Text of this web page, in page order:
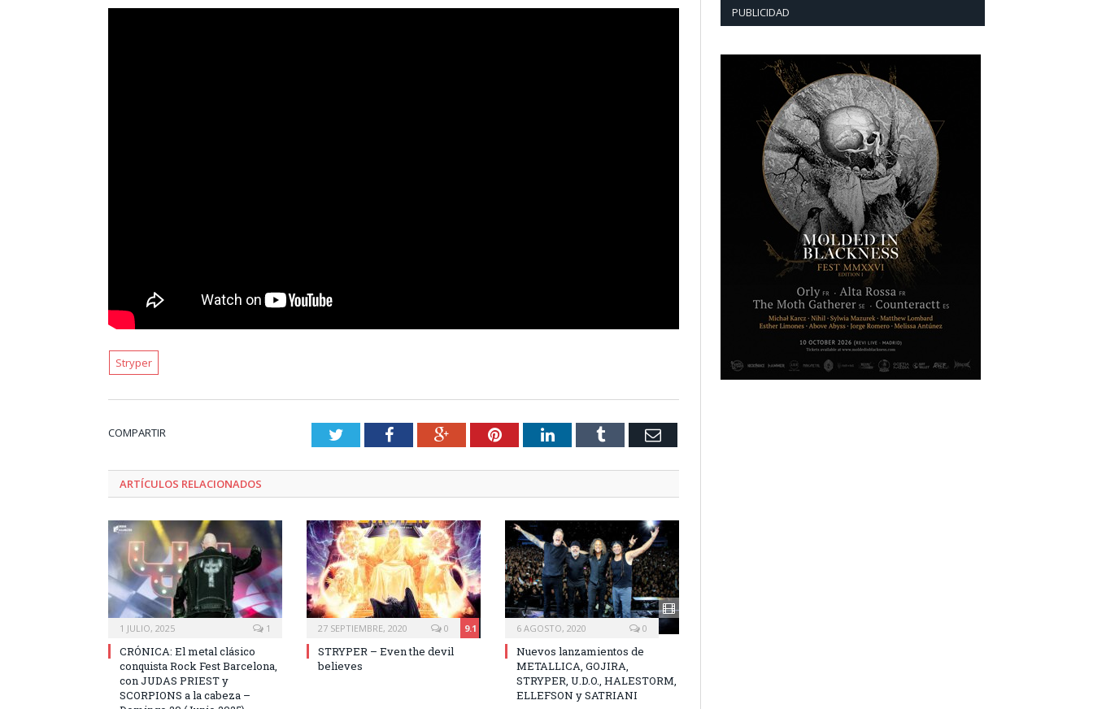
Stryper
COMPARTIR TwitterFacebookGoogle+PinterestLinkedInTumblr Email
ARTÍCULOS RELACIONADOS
1 JULIO, 2025 1
CRÓNICA: El metal clásico
conquista Rock Fest Barcelona,
con JUDAS PRIEST y
SCORPIONS a la cabeza –
27 SEPTIEMBRE, 2020 9.1
0
STRYPER – Even the devil
believes
6 AGOSTO, 2020 0
Nuevos lanzamientos de
METALLICA, GOJIRA,
STRYPER, U.D.O., HALESTORM,
ELLEFSON y SATRIANI
PUBLICIDAD